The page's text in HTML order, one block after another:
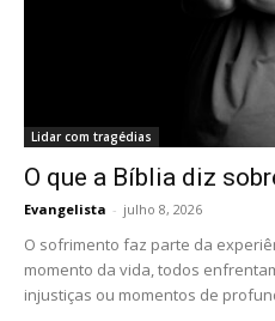
Lidar com tragédias
O que a Bíblia diz
Evangelista - julho 8, 2026
O sofrimento faz parte da
momento da vida, todos
injustiças ou momentos de